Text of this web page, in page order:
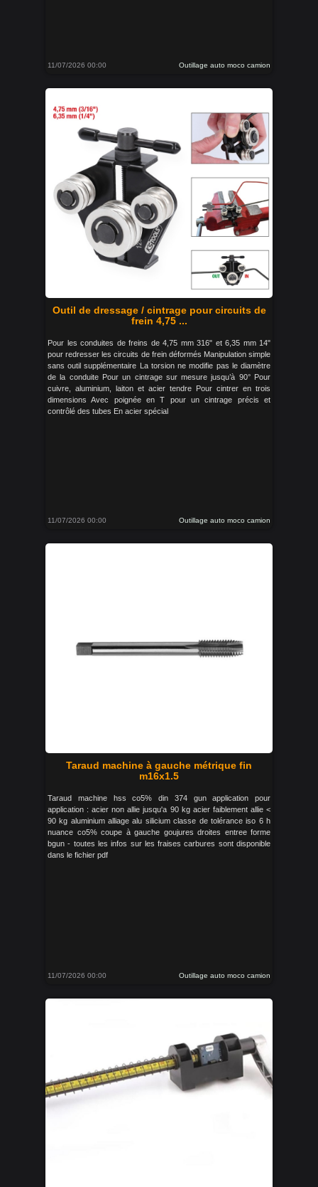
11/07/2026 00:00 Outillage auto moco camion
Outil de dressage / cintrage pour circuits de
frein 4,75 ...
Pour les conduites de freins de 4,75 mm 316" et 6,35 mm 14"
pour redresser les circuits de frein déformés Manipulation simple
sans outil supplémentaire La torsion ne modifie pas le diamètre
de la conduite Pour un cintrage sur mesure jusqu’à 90° Pour
cuivre, aluminium, laiton et acier tendre Pour cintrer en trois
dimensions Avec poignée en T pour un cintrage précis et
contrôlé des tubes En acier spécial
11/07/2026 00:00 Outillage auto moco camion
Taraud machine à gauche métrique fin
m16x1.5
Taraud machine hss co5% din 374 gun application pour
application : acier non allie jusqu'a 90 kg acier faiblement allie <
90 kg aluminium alliage alu silicium classe de tolérance iso 6 h
nuance co5% coupe à gauche goujures droites entree forme
bgun - toutes les infos sur les fraises carbures sont disponible
dans le fichier pdf
11/07/2026 00:00 Outillage auto moco camion